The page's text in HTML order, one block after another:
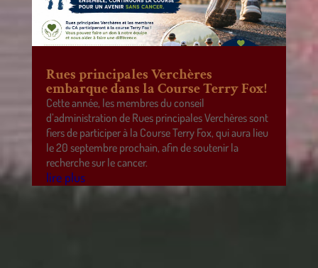
Rues principales Verchères
embarque dans la Course Terry Fox!
Cette année, les membres du conseil
d’administration de Rues principales Verchères sont
fiers de participer à la Course Terry Fox, qui aura lieu
le 20 septembre prochain, afin de soutenir la
recherche sur le cancer.
lire plus